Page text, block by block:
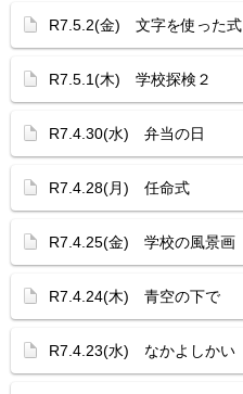
R7.5.2(金) 文字を使った式
R7.5.1(木) 学校探検２
R7.4.30(水) 弁当の日
R7.4.28(月) 任命式
R7.4.25(金) 学校の風景画
R7.4.24(木) 青空の下で
R7.4.23(水) なかよしかい